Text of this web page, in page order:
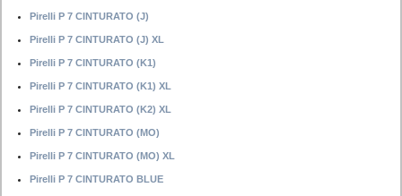
Pirelli P 7 CINTURATO (J)
Pirelli P 7 CINTURATO (J) XL
Pirelli P 7 CINTURATO (K1)
Pirelli P 7 CINTURATO (K1) XL
Pirelli P 7 CINTURATO (K2) XL
Pirelli P 7 CINTURATO (MO)
Pirelli P 7 CINTURATO (MO) XL
Pirelli P 7 CINTURATO BLUE